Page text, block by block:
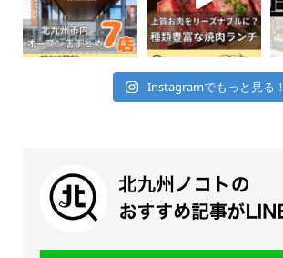
Instagramでもっと見る！